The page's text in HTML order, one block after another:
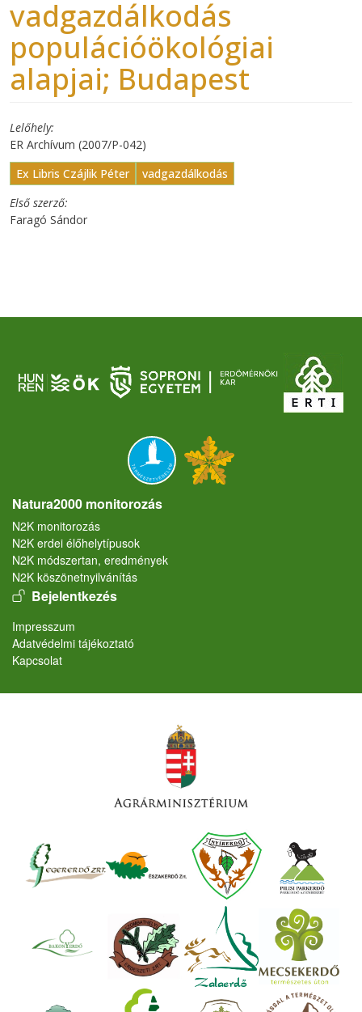
vadgazdálkodás
populációökológiai
alapjai; Budapest
Lelőhely
ER Archívum (2007/P-042)
Ex Libris Czájlik Péter
vadgazdálkodás
Első szerző
Faragó Sándor
Natura2000 monitorozás
N2K monitorozás
N2K erdei élőhelytípusok
N2K módszertan, eredmények
N2K köszönetnyilvánítás
User account menu
Bejelentkezés
Lábléc
Impresszum
Adatvédelmi tájékoztató
Kapcsolat